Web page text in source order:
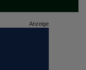
Anzeige